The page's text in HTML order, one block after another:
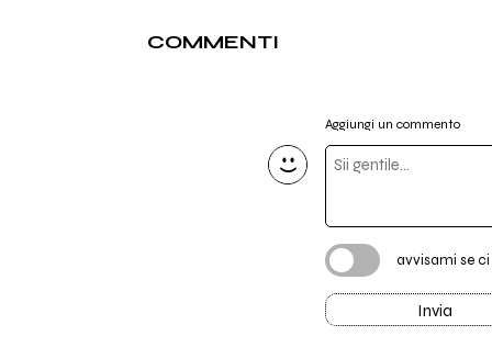
COMMENTI
Aggiungi un commento
avvisami se
Invia